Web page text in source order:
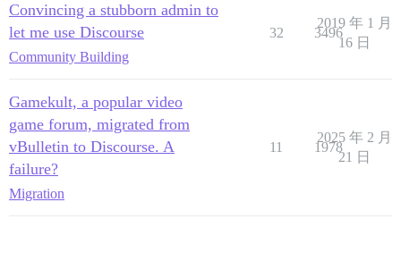
Convincing a stubborn admin to
let me use Discourse
Community Building
32 3496
2019 年 1 月
16 日
Gamekult, a popular video
game forum, migrated from
vBulletin to Discourse. A
failure?
Migration
11 1978
2025 年 2 月
21 日